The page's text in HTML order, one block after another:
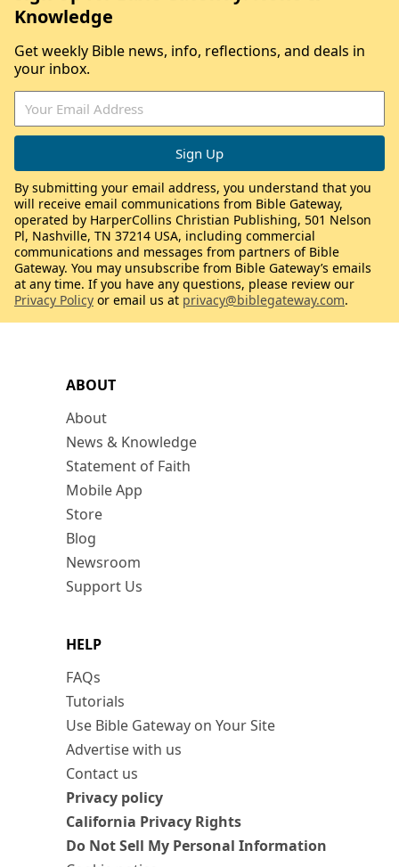
ABOUT
About
News & Knowledge
Statement of Faith
Mobile App
Store
Blog
Newsroom
Support Us
HELP
FAQs
Tutorials
Use Bible Gateway on Your Site
Advertise with us
Contact us
Privacy policy
California Privacy Rights
Do Not Sell My Personal Information
Knowledge
Get weekly Bible news, info, reflections, and deals in
your inbox.
By submitting your email address, you understand that you
will receive email communications from Bible Gateway,
operated by HarperCollins Christian Publishing, 501 Nelson
Pl, Nashville, TN 37214 USA, including commercial
communications and messages from partners of Bible
Gateway. You may unsubscribe from Bible Gateway’s emails
at any time. If you have any questions, please review our
Privacy Policy or email us at privacy@biblegateway.com.